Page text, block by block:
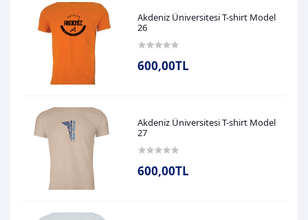
Akdeniz Üniversitesi T-shirt Model
26
600,00TL
Akdeniz Üniversitesi T-shirt Model
27
600,00TL